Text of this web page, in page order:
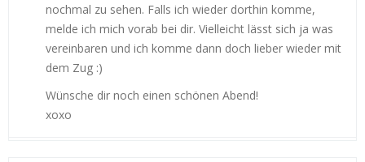
nochmal zu sehen. Falls ich wieder dorthin komme,
melde ich mich vorab bei dir. Vielleicht lässt sich ja was
vereinbaren und ich komme dann doch lieber wieder mit
dem Zug :)
Wünsche dir noch einen schönen Abend!
xoxo